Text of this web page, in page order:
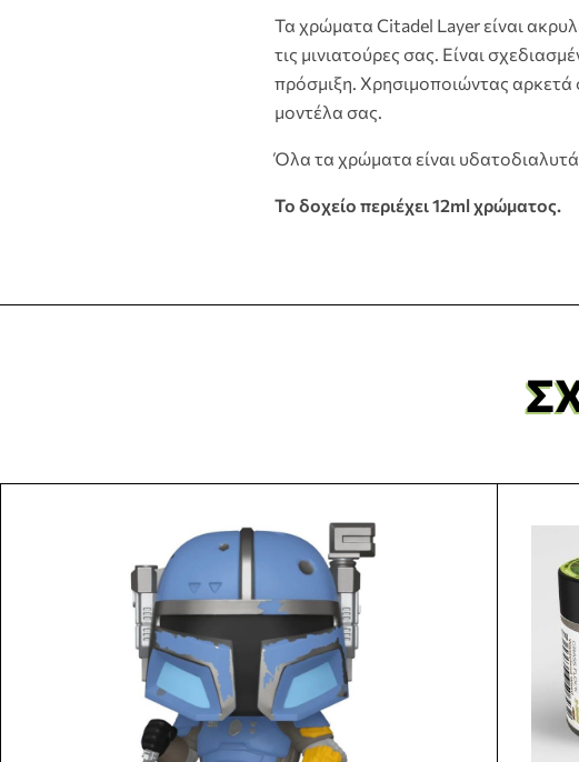
Τα χρώματα Citadel Layer είναι
τις μινιατούρες σας. Είναι
πρόσμιξη. Χρησιμοποιώντας
μοντέλα σας.
Όλα τα χρώματα είναι υδατοδιαλυτά,
Το δοχείο περιέχει 12ml χρώματος.